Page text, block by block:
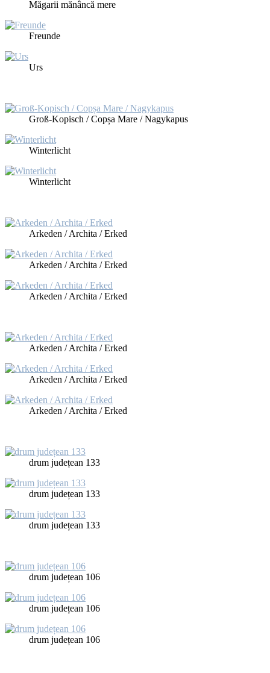
Mă­ga­rii mănân­că me­re
Freun­de
Urs
Groß-Ko­pisch / Copșa Ma­re / Na­gy­ka­pus
Win­ter­licht
Win­ter­licht
Ark­eden / Ar­chi­ta / Erk­ed
Ark­eden / Ar­chi­ta / Erk­ed
Ark­eden / Ar­chi­ta / Erk­ed
Ark­eden / Ar­chi­ta / Erk­ed
Ark­eden / Ar­chi­ta / Erk­ed
Ark­eden / Ar­chi­ta / Erk­ed
drum ju­dețe­an 133
drum ju­dețe­an 133
drum ju­dețe­an 133
drum ju­dețe­an 106
drum ju­dețe­an 106
drum ju­dețe­an 106